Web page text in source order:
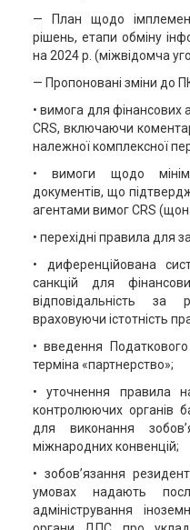
— План щодо
рішень, етапи обміну
на 2024 р. (міжвідомча
— Пропоновані зміни до
• вимога для фінансових
CRS, включаючи
належної комплексної
• вимоги щодо
документів, що
агентами вимог CRS
• перехідні правила для
• диференційована
санкцій для
відповідальність за
враховуючи істотність
• введення
терміна «партнерство»;
• уточнення правила
контролюючих органів
для виконання
міжнародних конвенцій;
• зобов’язання
умовах надають
адміністрування